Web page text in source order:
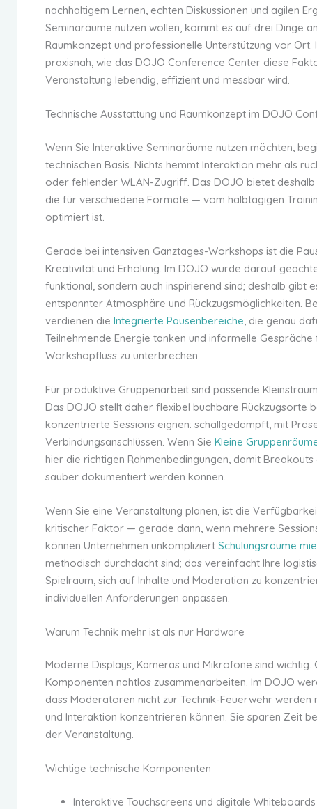
nachhaltigem Lernen, echten Diskussionen und agilen
Seminaräume nutzen wollen, kommt es auf drei Dinge
Raumkonzept und professionelle Unterstützung vor Ort.
praxisnah, wie das DOJO Conference Center diese
Veranstaltung lebendig, effizient und messbar wird.
Technische Ausstattung und Raumkonzept im DOJO
Wenn Sie Interaktive Seminaräume nutzen möchten,
technischen Basis. Nichts hemmt Interaktion mehr als
oder fehlender WLAN-Zugriff. Das DOJO bietet
die für verschiedene Formate — vom halbtägigen
optimiert ist.
Gerade bei intensiven Ganztages-Workshops ist die
Kreativität und Erholung. Im DOJO wurde darauf
funktional, sondern auch inspirierend sind; deshalb gibt
entspannter Atmosphäre und Rückzugsmöglichkeiten.
verdienen die Integrierte Pausenbereiche , die genau
Teilnehmende Energie tanken und informelle
Workshopfluss zu unterbrechen.
Für produktive Gruppenarbeit sind passende
Das DOJO stellt daher flexibel buchbare Rückzugsorte
konzentrierte Sessions eignen: schallgedämpft, mit
Verbindungsanschlüssen. Wenn Sie Kleine
hier die richtigen Rahmenbedingungen, damit
sauber dokumentiert werden können.
Wenn Sie eine Veranstaltung planen, ist die
kritischer Faktor — gerade dann, wenn mehrere
können Unternehmen unkompliziert Schulungsräume
methodisch durchdacht sind; das vereinfacht Ihre
Spielraum, sich auf Inhalte und Moderation zu
individuellen Anforderungen anpassen.
Warum Technik mehr ist als nur Hardware
Moderne Displays, Kameras und Mikrofone sind wichtig.
Komponenten nahtlos zusammenarbeiten. Im DOJO
dass Moderatoren nicht zur Technik-Feuerwehr werden
und Interaktion konzentrieren können. Sie sparen Zeit
der Veranstaltung.
Wichtige technische Komponenten
Interaktive Touchscreens und digitale